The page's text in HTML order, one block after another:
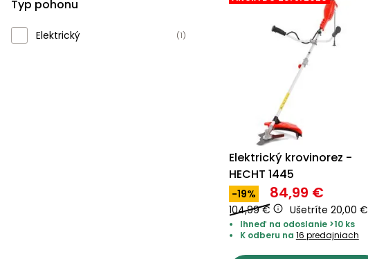
Typ pohonu
Elektrický (1)
Elektrický krovinorez -
HECHT 1445
-19% 84,99 €
104,99 € Ušetríte 20,00 €
Ihneď na odoslanie >10 ks
K odberu na 16 predajniach